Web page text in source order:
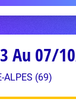
Au 07/
ALPES (69)